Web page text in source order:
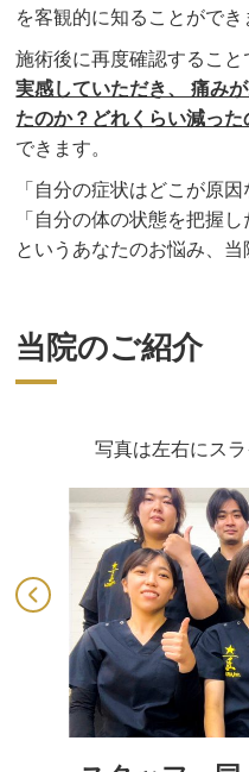
を客観的に知ることができ
施術後に再度確認すること
実感していただき、 痛み
たのか？どれくらい減っ
できます。
「自分の症状はどこが原
「自分の体の状態を把握し
というあなたのお悩み、当
当院のご紹介
写真は左右にス